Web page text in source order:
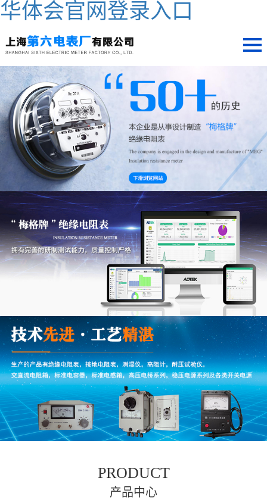
华体会官网登录入口
PRODUCT
产品中心